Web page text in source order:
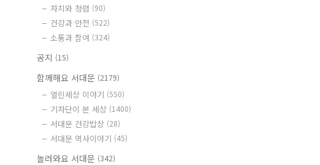
자치와 청렴 (90)
건강과 안전 (522)
소통과 참여 (324)
공지 (15)
함께해요 서대문 (2179)
열린세상 이야기 (550)
기자단이 본 세상 (1400)
서대문 건강밥상 (28)
서대문 역사이야기 (45)
놀러와요 서대문 (342)